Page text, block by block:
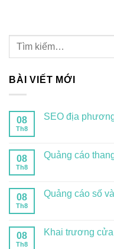
BÀI VIẾT MỚI
08
Th8
SEO địa
08
Th8
Quảng cáo
08
Th8
Quảng cáo số
08
Th8
Khai trương